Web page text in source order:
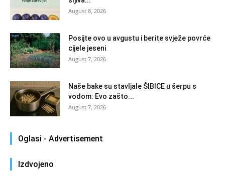
August 8, 2026
Posijte ovo u avgustu i berite svježe povrće
cijele jeseni
August 7, 2026
Naše bake su stavljale ŠIBICE u šerpu s
vodom: Evo zašto...
August 7, 2026
Oglasi - Advertisement
Izdvojeno